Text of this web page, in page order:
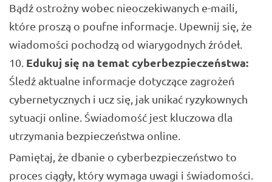
Bądź ostrożny wobec nieoczekiwanych e-maili,
które proszą o poufne informacje. Upewnij się, że
wiadomości pochodzą od wiarygodnych źródeł.
Edukuj się na temat cyberbezpieczeństwa:
Śledź aktualne informacje dotyczące zagrożeń
cybernetycznych i ucz się, jak unikać ryzykownych
sytuacji online. Świadomość jest kluczowa dla
utrzymania bezpieczeństwa online.
Pamiętaj, że dbanie o cyberbezpieczeństwo to
proces ciągły, który wymaga uwagi i świadomości.